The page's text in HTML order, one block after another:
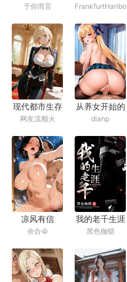
竟如此随意
于你而言 FrankfurtHaribo
现代都市生存
法则
网友流顺火
从养女开始的
后宫之旅
dianp
凉风有信
余合伞
我的老千生涯
黑色枷锁